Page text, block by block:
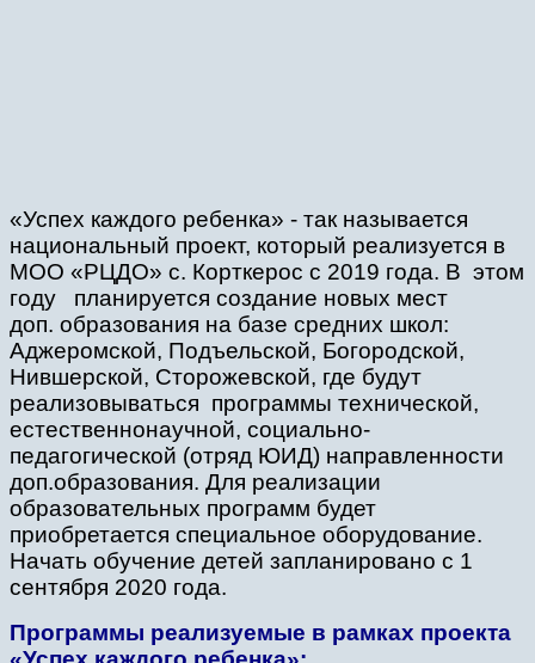
«Успех каждого ребенка» - так называется
национальный проект, который реализуется в
МОО «РЦДО» с. Корткерос с 2019 года. В этом
году планируется создание новых мест
доп. образования на базе средних школ:
Аджеромской, Подъельской, Богородской,
Нившерской, Сторожевской, где будут
реализовываться программы технической,
естественнонаучной, социально-
педагогической (отряд ЮИД) направленности
доп.образования. Для реализации
образовательных программ будет
приобретается специальное оборудование.
Начать обучение детей запланировано с 1
сентября 2020 года.
Программы реализуемые в рамках проекта